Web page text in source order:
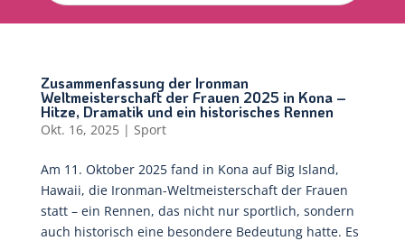
Zusammenfassung der Ironman
Weltmeisterschaft der Frauen 2025 in Kona –
Hitze, Dramatik und ein historisches Rennen
Okt. 16, 2025| Sport
Am 11. Oktober 2025 fand in Kona auf Big Island,
Hawaii, die Ironman-Weltmeisterschaft der Frauen
statt – ein Rennen, das nicht nur sportlich, sondern
auch historisch eine besondere Bedeutung hatte. Es